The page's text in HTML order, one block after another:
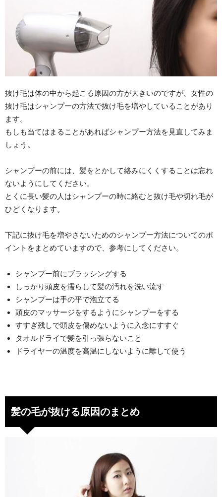
抜け毛は体の中から起こる原因の方が大きいのですが、女性の
抜け毛はシャンプーの方法で抜け毛を増やしていることがあり
ます。
もしも当てはまることがあればシャンプー方法を見直してみま
しょう。
シャンプーの前には、髪をとかして絡みにくくすることは忘れ
ないようにしてください。
とくに長い髪の人はシャンプーの時に絡むと抜け毛や切れ毛が
ひどくなります。
下記に抜け毛を増やさないためのシャンプー方法についてのポ
イントをまとめていますので、参考にしてください。
シャンプー前にブラッシングする
しっかり頭皮を濡らして髪の汚れを洗い流す
シャンプーは手の平で泡立てる
頭皮のマッサージをするようにシャンプーをする
すすぎ残しで頭皮を傷めないように入念にすすぐ
タオルドライで髪を引っ張らないこと
ドライヤーの温度を高温にしないように離して使う
髪の毛が抜ける原因のまとめ